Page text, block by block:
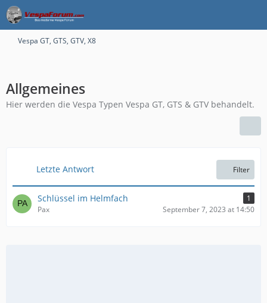
Vespa GT, GTS, GTV, X8
Allgemeines
Hier werden die Vespa Typen Vespa GT, GTS & GTV behandelt.
Letzte Antwort Filter
Schlüssel im Helmfach
1
Pax
September 7, 2023 at 14:50